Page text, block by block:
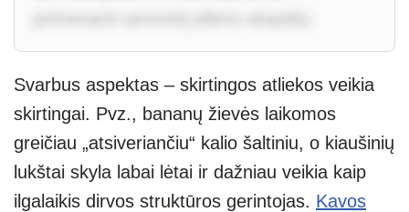
Svarbus aspektas – skirtingos atliekos veikia
skirtingai. Pvz., bananų žievės laikomos
greičiau „atsiveriančiu“ kalio šaltiniu, o kiaušinių
lukštai skyla labai lėtai ir dažniau veikia kaip
ilgalaikis dirvos struktūros gerintojas. Kavos